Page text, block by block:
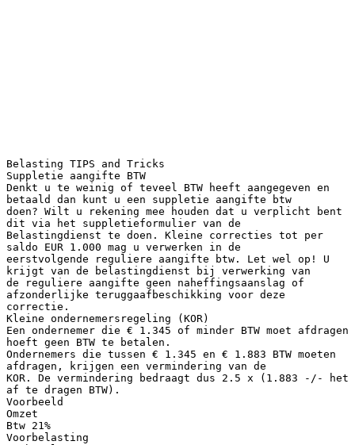
Belasting TIPS and Tricks
Suppletie aangifte BTW
Denkt u te weinig of teveel BTW heeft aangegeven en
betaald dan kunt u een suppletie aangifte btw
doen? Wilt u rekening mee houden dat u verplicht bent
dit via het suppletieformulier van de
Belastingdienst te doen. Kleine correcties tot per
saldo EUR 1.000 mag u verwerken in de
eerstvolgende reguliere aangifte btw. Let wel op! U
krijgt van de belastingdienst bij verwerking van
de reguliere aangifte geen naheffingsaanslag of
afzonderlijke teruggaafbeschikking voor deze
correctie.
Kleine ondernemersregeling (KOR)
Een ondernemer die € 1.345 of minder BTW moet afdragen
hoeft geen BTW te betalen.
Ondernemers die tussen € 1.345 en € 1.883 BTW moeten
afdragen, krijgen een vermindering van de
KOR. De vermindering bedraagt dus 2.5 x (1.883 -/- het
af te dragen BTW).
Voorbeeld
Omzet
Btw 21%
Voorbelasting